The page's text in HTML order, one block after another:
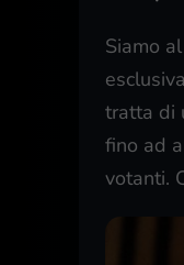
Siamo
tratta di
fino ad
votanti.